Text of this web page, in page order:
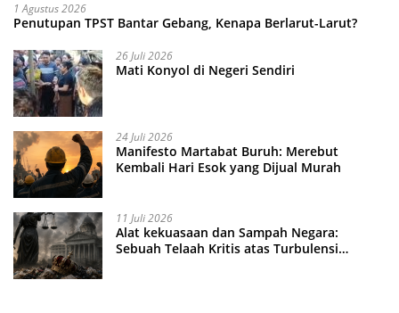
1 Agustus 2026
Penutupan TPST Bantar Gebang, Kenapa Berlarut-Larut?
26 Juli 2026
Mati Konyol di Negeri Sendiri
24 Juli 2026
Manifesto Martabat Buruh: Merebut
Kembali Hari Esok yang Dijual Murah
11 Juli 2026
Alat kekuasaan dan Sampah Negara:
Sebuah Telaah Kritis atas Turbulensi